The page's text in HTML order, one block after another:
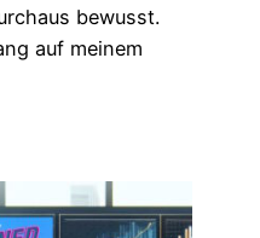
bewusst.
auf meinem